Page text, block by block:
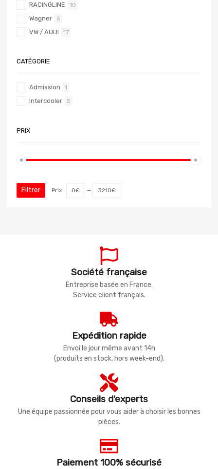
RACINGLINE 10
Wagner 5
VW / AUDI 17
CATÉGORIE
Admission 1
Intercooler 5
PRIX
Filtrer Prix : 0€ — 3210€
Société française
Entreprise basée en France.
Service client français.
Expédition rapide
Envoi le jour même avant 14h
(produits en stock, hors week-end).
Conseils d'experts
Une équipe passionnée pour vous aider à choisir les bonnes
pièces.
Paiement 100% sécurisé